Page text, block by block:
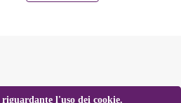
l'uso dei cookie.